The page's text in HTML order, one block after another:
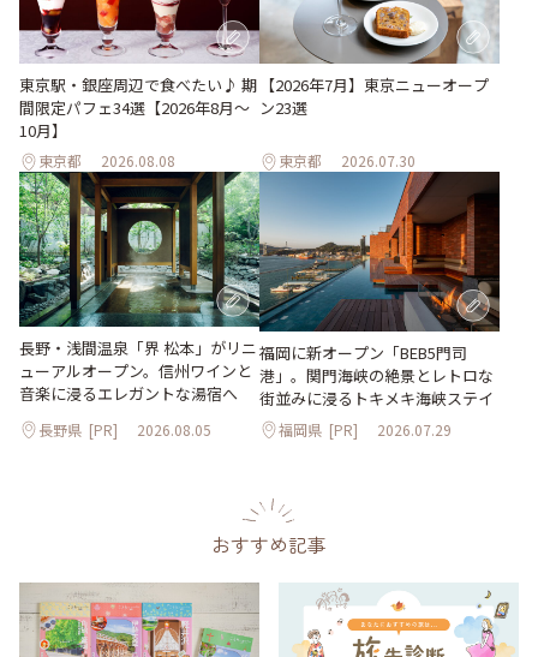
東京駅・銀座周辺で食べたい♪ 期
間限定パフェ34選【2026年8月～
10月】
東京都 2026.08.08
【2026年7月】東京ニューオープ
ン23選
東京都 2026.07.30
長野・浅間温泉「界 松本」がリニ
ューアルオープン。信州ワインと
音楽に浸るエレガントな湯宿へ
長野県 [PR] 2026.08.05
福岡に新オープン「BEB5門司
港」。関門海峡の絶景とレトロな
街並みに浸るトキメキ海峡ステイ
福岡県 [PR] 2026.07.29
おすすめ記事